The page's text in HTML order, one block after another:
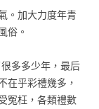
。加大力度年青
俗。
多多少年，最后
在乎彩禮幾多，
冤枉，各類禮數